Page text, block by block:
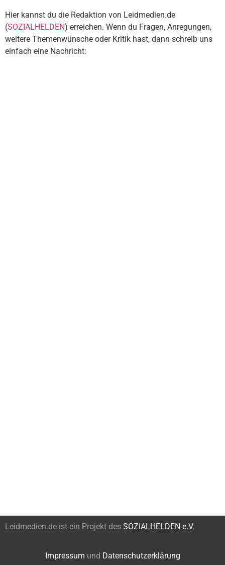
Hier kannst du die Redaktion von Leidmedien.de
(SOZIALHELDEN) erreichen. Wenn du Fragen, Anregungen,
weitere Themenwünsche oder Kritik hast, dann schreib uns
einfach eine Nachricht:
Leidmedien.de ist ein Projekt des SOZIALHELDEN e.V.
Impressum und Datenschutzerklärung